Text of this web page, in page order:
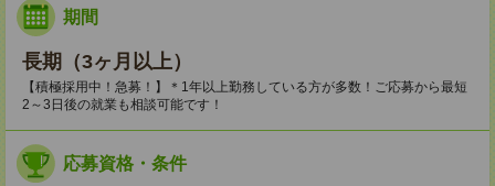
期間
長期（3ヶ月以上）
【積極採用中！急募！】＊1年以上勤務している方が多数！ご応募から最短
2～3日後の就業も相談可能です！
応募資格・条件